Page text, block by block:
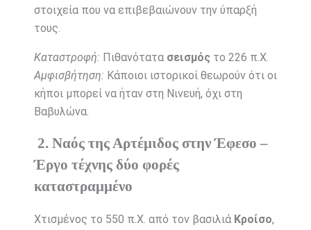
στοιχεία που να επιβεβαιώνουν την ύπαρξή
τους.
Καταστροφή: Πιθανότατα σεισμός το 226 π.Χ.
Αμφισβήτηση: Κάποιοι ιστορικοί θεωρούν ότι οι
κήποι μπορεί να ήταν στη Νινευή, όχι στη
Βαβυλώνα.
2. Ναός της Αρτέμιδος στην Έφεσο –
Έργο τέχνης δύο φορές
καταστραμμένο
Χτισμένος το 550 π.Χ. από τον βασιλιά Κροίσο,